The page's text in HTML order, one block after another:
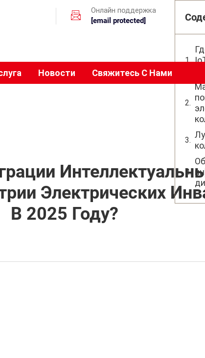
Онлайн поддержка
[email protected]
Новости Свяжитесь С Нами
Электрических
В 2025 Году?